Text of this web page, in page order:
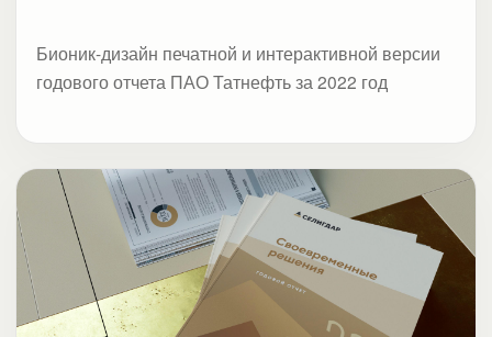
Бионик-дизайн печатной и интерактивной версии
годового отчета ПАО Татнефть за 2022 год